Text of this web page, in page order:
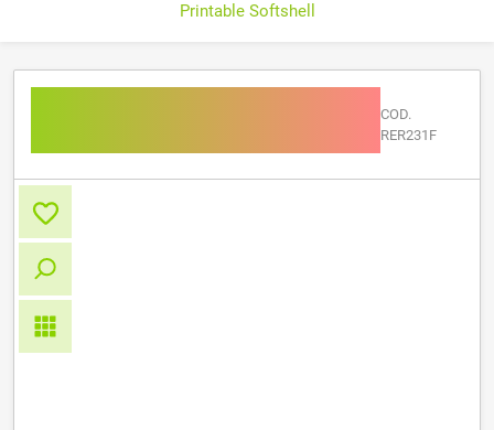
Printable Softshell
COD.
RER231F